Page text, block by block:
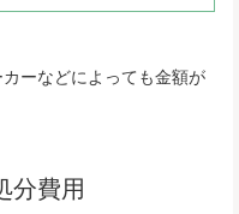
ーなどによっても金額が
分費用